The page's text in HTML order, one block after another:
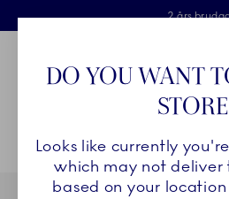
Skip
Fri levering ved køb
Gratis
2 års
Royal Copenhagen
Breadcrumb Headlinesss
HjemSTEL Stel Musselmalet
DO YOU WANT
Looks like currently
which may not deliver
based on your